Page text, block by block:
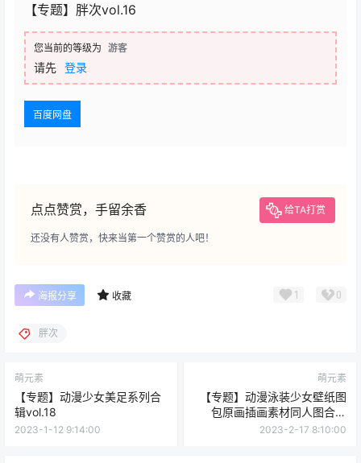
【专题】胖次vol.16
您当前的等级为 游客
请先 登录
百度网盘
点点赞赏，手留余香 给TA打赏
还没有人赞赏，快来当第一个赞赏的人吧！
海报分享 收藏 1 0
胖次
萌元素
【专题】动漫少女美足系列合
辑vol.18
2023-1-12 9:14:00
萌元素
【专题】动漫泳装少女壁纸图
包原画插画素材同人图合集
vol.13
2023-2-17 8:10:00